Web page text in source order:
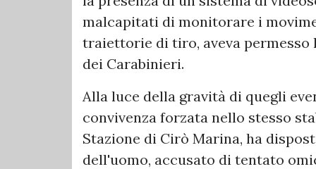
malcapitati di monitorare i
traiettorie di tiro, aveva
dei Carabinieri.
Alla luce della gravità di quegli
convivenza forzata nello stesso
Stazione di Cirò Marina, ha
dell'uomo, accusato di tentato